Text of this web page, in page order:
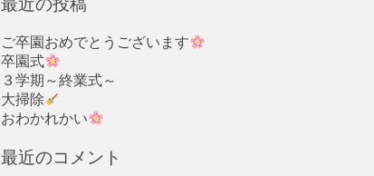
最近の投稿
ご卒園おめでとうございます
卒園式
３学期～終業式～
大掃除
おわかれかい
最近のコメント